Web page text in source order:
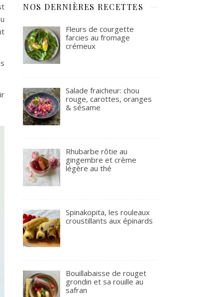
NOS DERNIÈRES RECETTES
Fleurs de courgette
farcies au fromage
crémeux
Salade fraicheur: chou
rouge, carottes, oranges
& sésame
Rhubarbe rôtie au
gingembre et crème
légère au thé
Spinakopita, les rouleaux
croustillants aux épinards
Bouillabaisse de rouget
grondin et sa rouille au
safran